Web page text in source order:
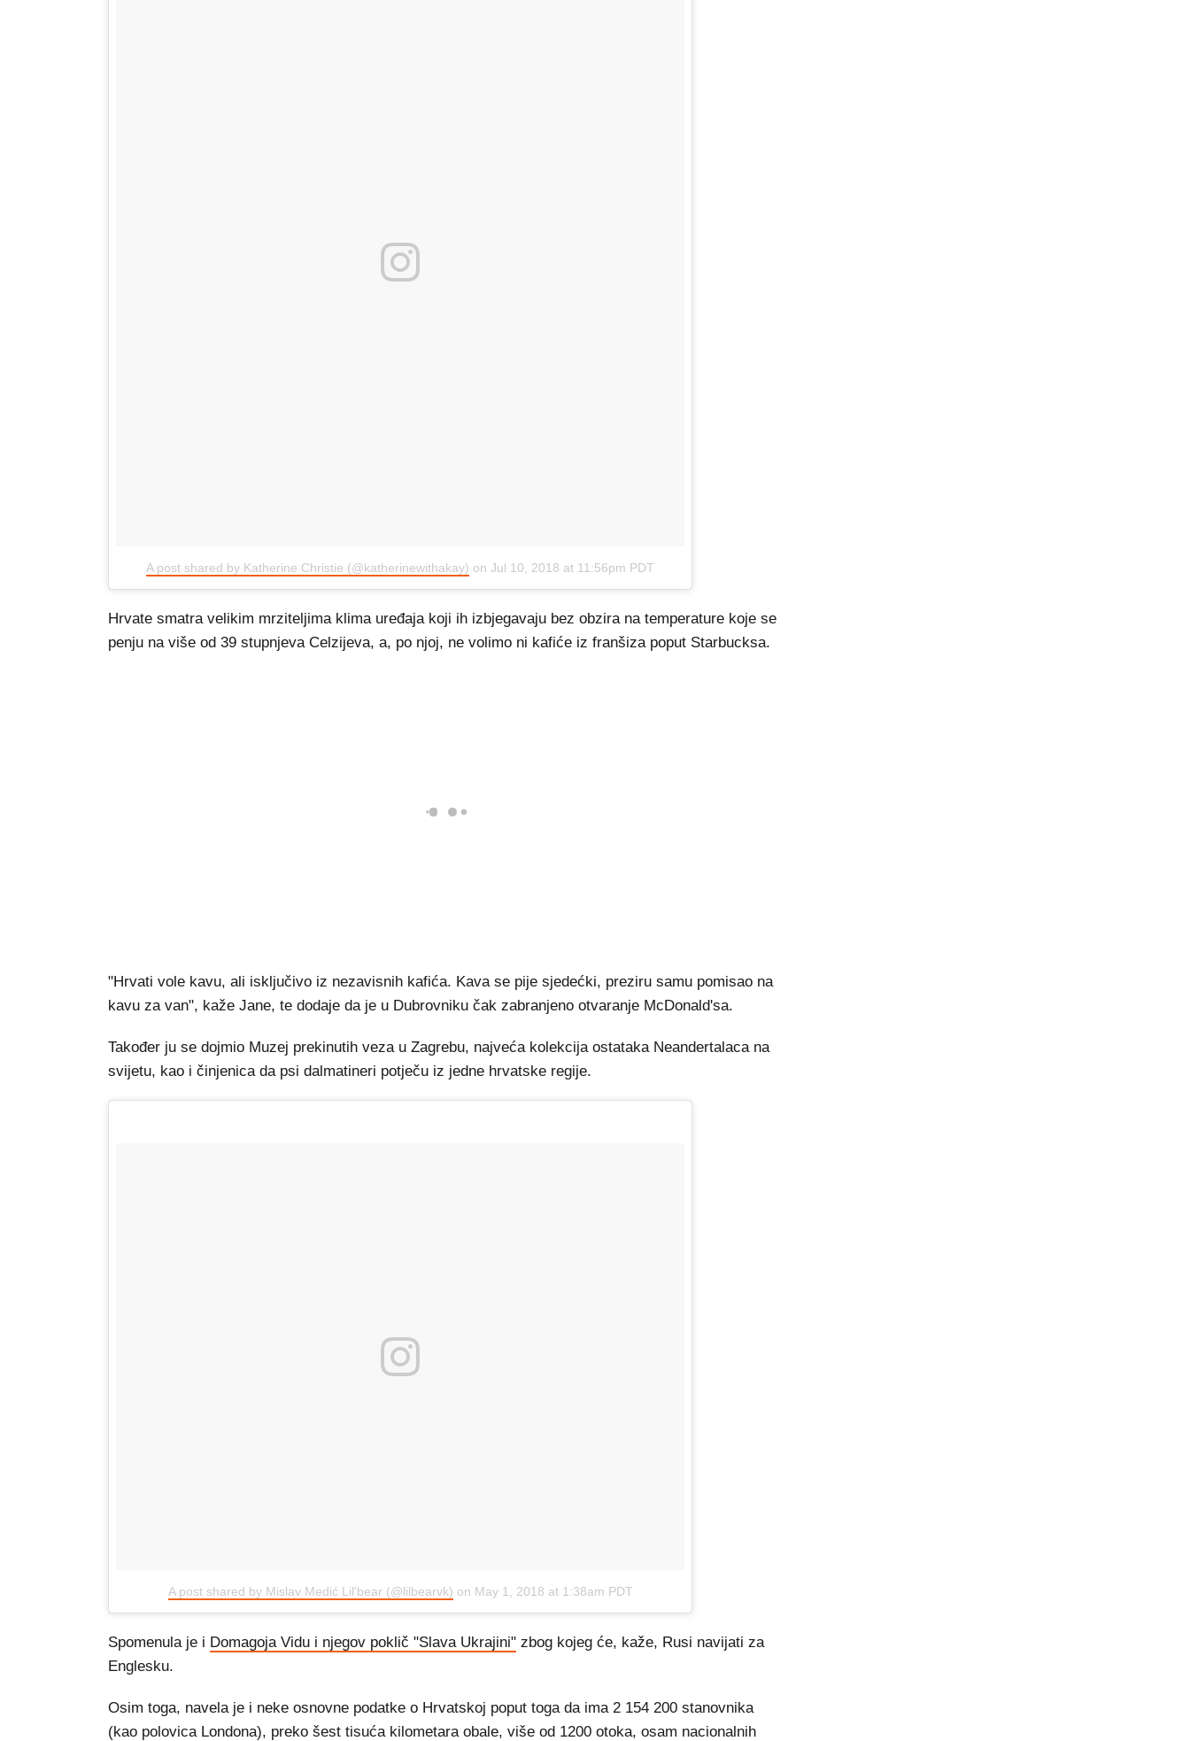
A post shared by Katherine Christie (@katherinewithakay) on Jul 10, 2018 at 11:56pm PDT
Hrvate smatra velikim mrziteljima klima uređaja koji ih izbjegavaju bez obzira na temperature koje se
penju na više od 39 stupnjeva Celzijeva, a, po njoj, ne volimo ni kafiće iz franšiza poput Starbucksa.
"Hrvati vole kavu, ali isključivo iz nezavisnih kafića. Kava se pije sjedećki, preziru samu pomisao na
kavu za van", kaže Jane, te dodaje da je u Dubrovniku čak zabranjeno otvaranje McDonald'sa.
Također ju se dojmio Muzej prekinutih veza u Zagrebu, najveća kolekcija ostataka Neandertalaca na
svijetu, kao i činjenica da psi dalmatineri potječu iz jedne hrvatske regije.
A post shared by Mislav Medić Lil'bear (@lilbearvk) on May 1, 2018 at 1:38am PDT
Spomenula je i Domagoja Vidu i njegov poklič "Slava Ukrajini" zbog kojeg će, kaže, Rusi navijati za
Englesku.
Osim toga, navela je i neke osnovne podatke o Hrvatskoj poput toga da ima 2 154 200 stanovnika
(kao polovica Londona), preko šest tisuća kilometara obale, više od 1200 otoka, osam nacionalnih